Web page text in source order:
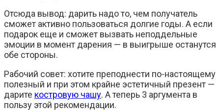
Отсюда вывод: дарить надо то, чем получатель
сможет активно пользоваться долгие годы. А если
подарок еще и сможет вызвать неподдельные
эмоции в момент дарения — в выигрыше останутся
обе стороны.
Рабочий совет: хотите преподнести по-настоящему
полезный и при этом крайне эстетичный презент —
дарите костровую чашу. А теперь 3 аргумента в
пользу этой рекомендации.